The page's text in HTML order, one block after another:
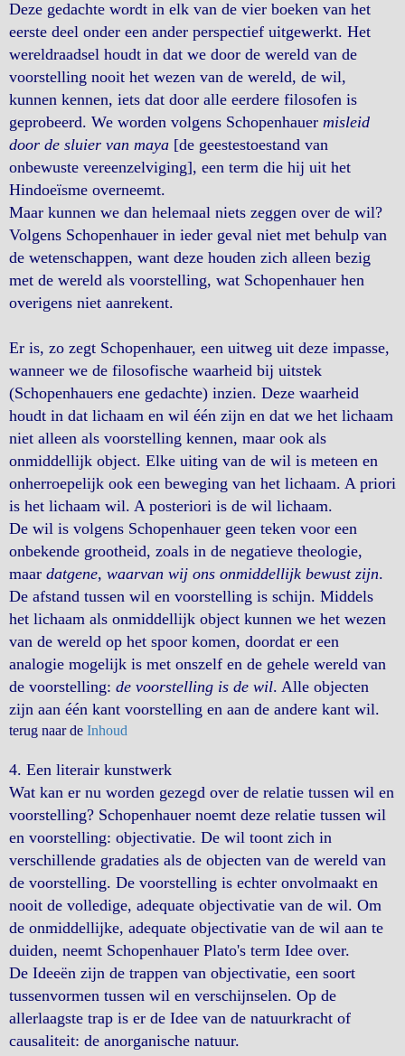
Deze gedachte wordt in elk van de vier boeken van het
eerste deel onder een ander perspectief uitgewerkt. Het
wereldraadsel houdt in dat we door de wereld van de
voorstelling nooit het wezen van de wereld, de wil,
kunnen kennen, iets dat door alle eerdere filosofen is
geprobeerd. We worden volgens Schopenhauer misleid
door de sluier van maya [de geestestoestand van
onbewuste vereenzelviging], een term die hij uit het
Hindoeïsme overneemt.
Maar kunnen we dan helemaal niets zeggen over de wil?
Volgens Schopenhauer in ieder geval niet met behulp van
de wetenschappen, want deze houden zich alleen bezig
met de wereld als voorstelling, wat Schopenhauer hen
overigens niet aanrekent.
Er is, zo zegt Schopenhauer, een uitweg uit deze impasse,
wanneer we de filosofische waarheid bij uitstek
(Schopenhauers ene gedachte) inzien. Deze waarheid
houdt in dat lichaam en wil één zijn en dat we het lichaam
niet alleen als voorstelling kennen, maar ook als
onmiddellijk object. Elke uiting van de wil is meteen en
onherroepelijk ook een beweging van het lichaam. A priori
is het lichaam wil. A posteriori is de wil lichaam.
De wil is volgens Schopenhauer geen teken voor een
onbekende grootheid, zoals in de negatieve theologie,
maar datgene, waarvan wij ons onmiddellijk bewust zijn.
De afstand tussen wil en voorstelling is schijn. Middels
het lichaam als onmiddellijk object kunnen we het wezen
van de wereld op het spoor komen, doordat er een
analogie mogelijk is met onszelf en de gehele wereld van
de voorstelling: de voorstelling is de wil. Alle objecten
zijn aan één kant voorstelling en aan de andere kant wil.
terug naar de Inhoud
4. Een literair kunstwerk
Wat kan er nu worden gezegd over de relatie tussen wil en
voorstelling? Schopenhauer noemt deze relatie tussen wil
en voorstelling: objectivatie. De wil toont zich in
verschillende gradaties als de objecten van de wereld van
de voorstelling. De voorstelling is echter onvolmaakt en
nooit de volledige, adequate objectivatie van de wil. Om
de onmiddellijke, adequate objectivatie van de wil aan te
duiden, neemt Schopenhauer Plato's term Idee over.
De Ideeën zijn de trappen van objectivatie, een soort
tussenvormen tussen wil en verschijnselen. Op de
allerlaagste trap is er de Idee van de natuurkracht of
causaliteit: de anorganische natuur.